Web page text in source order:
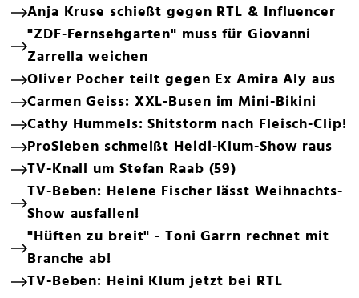
Anja Kruse schießt gegen RTL & Influencer
"ZDF-Fernsehgarten" muss für Giovanni
Zarrella weichen
Oliver Pocher teilt gegen Ex Amira Aly aus
Carmen Geiss: XXL-Busen im Mini-Bikini
Cathy Hummels: Shitstorm nach Fleisch-Clip!
ProSieben schmeißt Heidi-Klum-Show raus
TV-Knall um Stefan Raab (59)
TV-Beben: Helene Fischer lässt Weihnachts-
Show ausfallen!
"Hüften zu breit" - Toni Garrn rechnet mit
Branche ab!
TV-Beben: Heini Klum jetzt bei RTL